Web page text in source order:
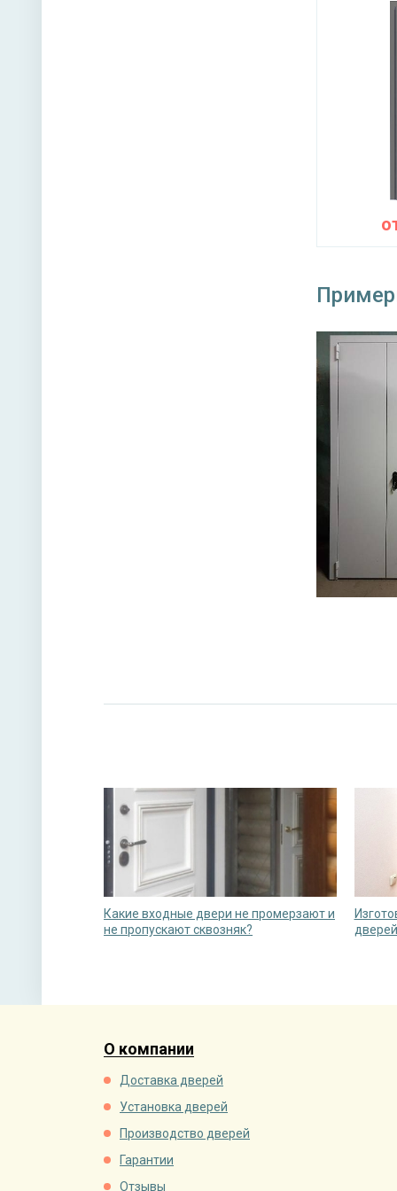
Какие входные двери не промерзают и
не пропускают сквозняк?
О компании
Доставка дверей
Установка дверей
Производство дверей
Гарантии
Отзывы